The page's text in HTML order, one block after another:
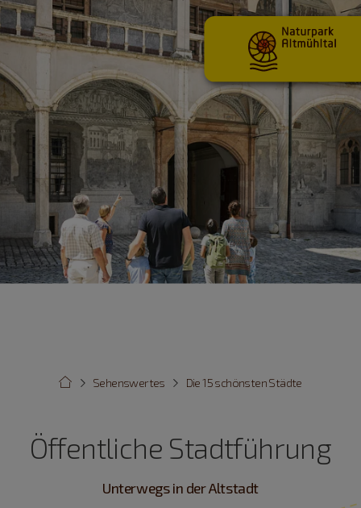
Die 15 schönsten Städte
Sehenswertes
Öffentliche Stadtführung
Unterwegs in der Altstadt